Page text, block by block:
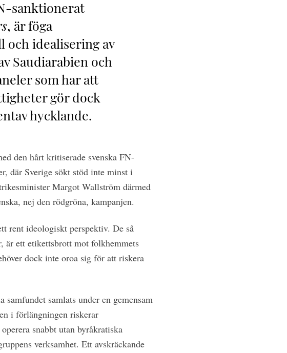
sanktionerat
, är föga
idealisering av
Saudiarabien och
som har att
gör dock
hycklande.
den hårt kritiserade svenska FN-
där Sverige sökt stöd inte minst i
Margot Wallström därmed
nej den rödgröna, kampanjen.
rent ideologiskt perspektiv. De så
är ett etikettsbrott mot folkhemmets
dock inte oroa sig för att riskera
samlats under en gemensam
i förlängningen riskerar
snabbt utan byråkratiska
verksamhet. Ett avskräckande